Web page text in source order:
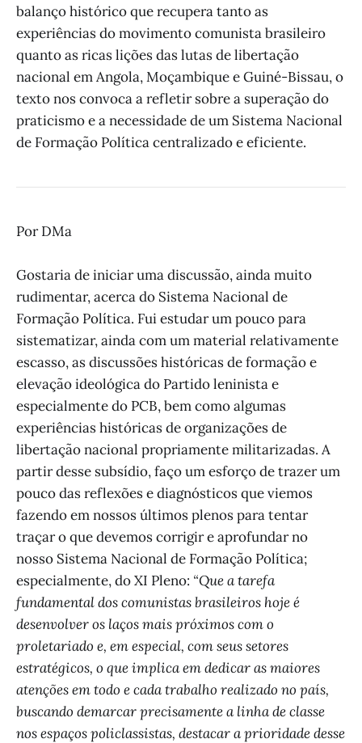
balanço histórico que recupera tanto as
experiências do movimento comunista brasileiro
quanto as ricas lições das lutas de libertação
nacional em Angola, Moçambique e Guiné-Bissau, o
texto nos convoca a refletir sobre a superação do
praticismo e a necessidade de um Sistema Nacional
de Formação Política centralizado e eficiente.
Por DMa
Gostaria de iniciar uma discussão, ainda muito
rudimentar, acerca do Sistema Nacional de
Formação Política. Fui estudar um pouco para
sistematizar, ainda com um material relativamente
escasso, as discussões históricas de formação e
elevação ideológica do Partido leninista e
especialmente do PCB, bem como algumas
experiências históricas de organizações de
libertação nacional propriamente militarizadas. A
partir desse subsídio, faço um esforço de trazer um
pouco das reflexões e diagnósticos que viemos
fazendo em nossos últimos plenos para tentar
traçar o que devemos corrigir e aprofundar no
nosso Sistema Nacional de Formação Política;
especialmente, do XI Pleno: “Que a tarefa
fundamental dos comunistas brasileiros hoje é
desenvolver os laços mais próximos com o
proletariado e, em especial, com seus setores
estratégicos, o que implica em dedicar as maiores
atenções em todo e cada trabalho realizado no país,
buscando demarcar precisamente a linha de classe
nos espaços policlassistas, destacar a prioridade desse